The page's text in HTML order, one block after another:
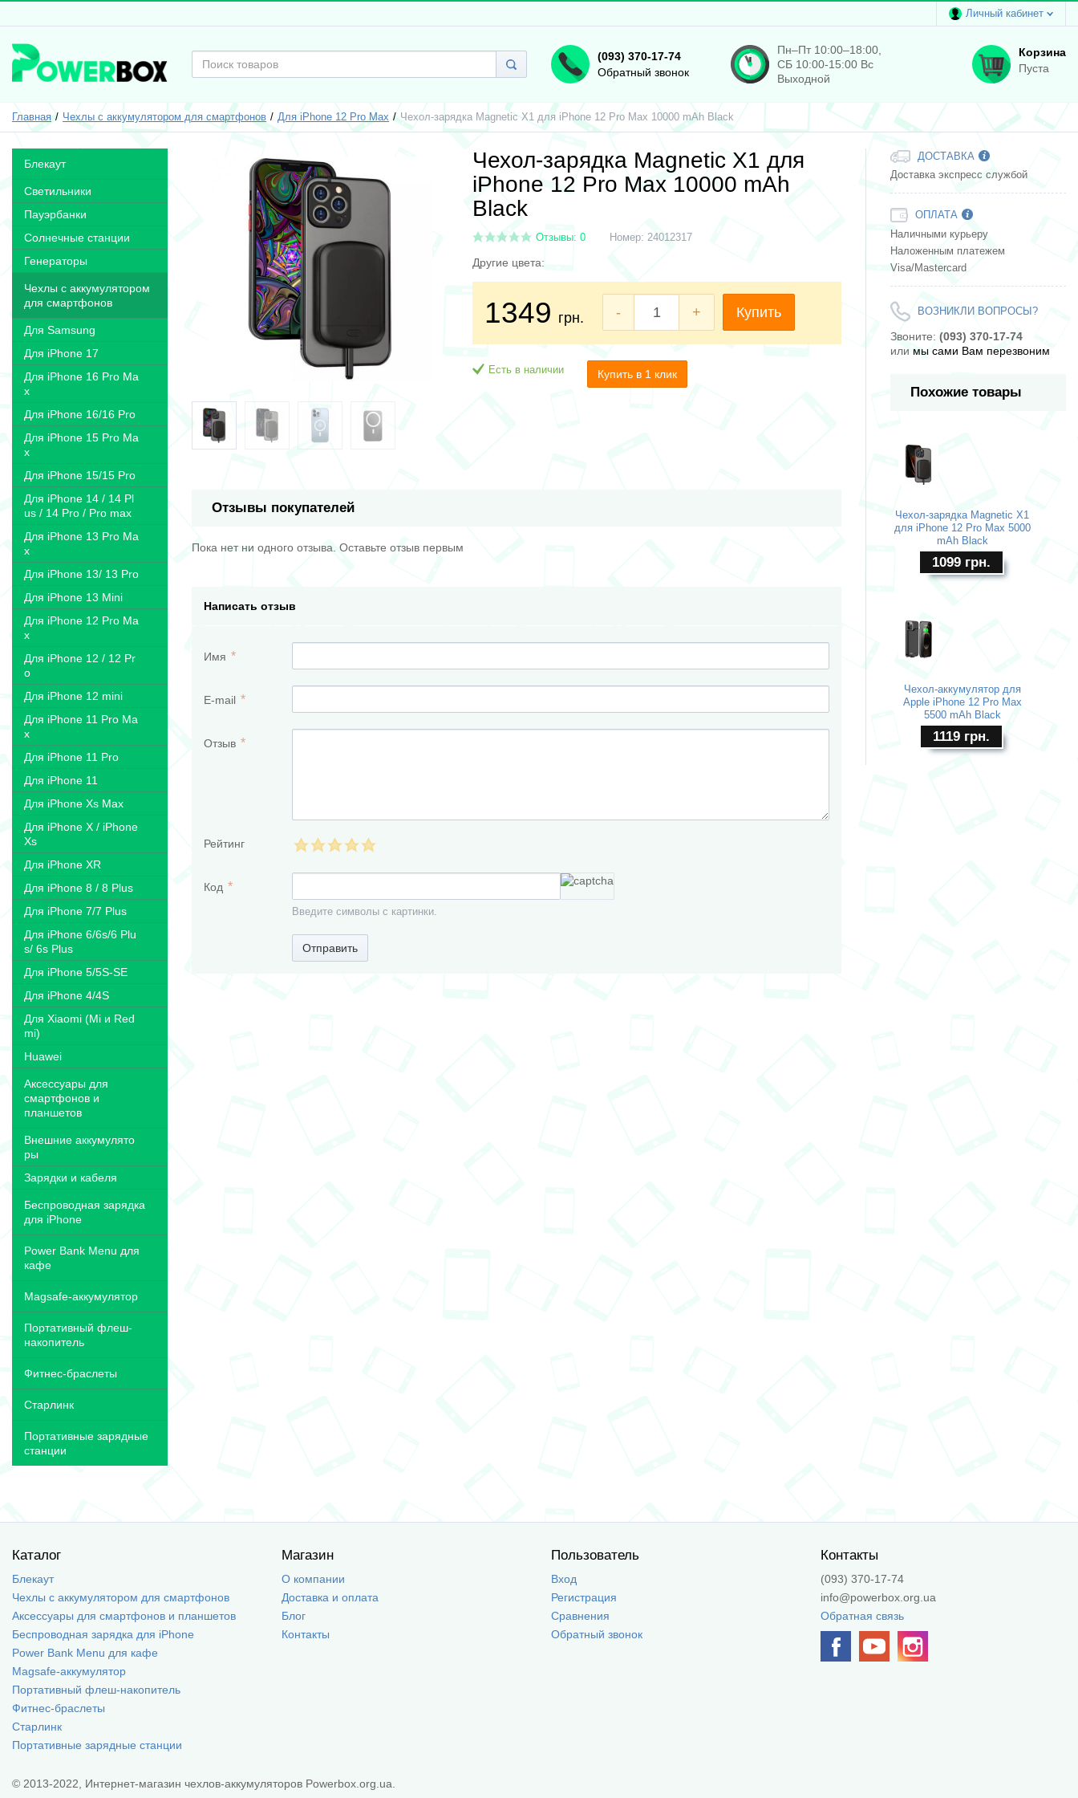
Личный кабинет
(093) 370-17-74
Обратный звонок
Пн–Пт 10:00–18:00,
СБ 10:00-15:00 Вс
Выходной
Корзина
Пуста
Главная Чехлы с аккумулятором для смартфонов Для iPhone 12 Pro Max Чехол-зарядка Magnetic X1 для iPhone 12 Pro Max 10000 mAh Black
Блекаут
Светильники
Пауэрбанки
Солнечные станции
Генераторы
Чехлы с аккумулятором
для смартфонов
Для Samsung
Для iPhone 17
Для iPhone 16 Pro Ma
x
Для iPhone 16/16 Pro
Для iPhone 15 Pro Ma
x
Для iPhone 15/15 Pro
Для iPhone 14 / 14 Pl
us / 14 Pro / Pro max
Для iPhone 13 Pro Ma
x
Для iPhone 13/ 13 Pro
Для iPhone 13 Mini
Для iPhone 12 Pro Ma
x
Для iPhone 12 / 12 Pr
o
Для iPhone 12 mini
Для iPhone 11 Pro Ma
x
Для iPhone 11 Pro
Для iPhone 11
Для iPhone Xs Max
Для iPhone X / iPhone
Xs
Для iPhone XR
Для iPhone 8 / 8 Plus
Для iPhone 7/7 Plus
Для iPhone 6/6s/6 Plu
s/ 6s Plus
Для iPhone 5/5S-SE
Для iPhone 4/4S
Для Xiaomi (Mi и Red
mi)
Huawei
Аксессуары для
смартфонов и
планшетов
Внешние аккумулято
ры
Зарядки и кабеля
Беспроводная зарядка
для iPhone
Power Bank Menu для
кафе
Magsafe-аккумулятор
Портативный флеш-
накопитель
Фитнес-браслеты
Старлинк
Портативные зарядные
станции
Чехол-зарядка Magnetic X1 для
iPhone 12 Pro Max 10000 mAh
Black
Отзывы: 0 Номер: 24012317
Другие цвета:
1349 грн. - + Купить
Есть в наличии Купить в 1 клик
Отзывы покупателей
Пока нет ни одного отзыва. Оставьте отзыв первым
Написать отзыв
Имя
E-mail
Отзыв
Рейтинг
Код
Введите символы с картинки.
Отправить
ДОСТАВКА
Доставка экспресс службой
ОПЛАТА
Наличными курьеру
Наложенным платежем
Visa/Mastercard
ВОЗНИКЛИ ВОПРОСЫ?
Звоните: (093) 370-17-74
или мы сами Вам перезвоним
Похожие товары
Чехол-зарядка Magnetic X1
для iPhone 12 Pro Max 5000
mAh Black
1099 грн.
Чехол-аккумулятор для
Apple iPhone 12 Pro Max
5500 mAh Black
1119 грн.
Каталог
Блекаут
Чехлы с аккумулятором для смартфонов
Аксессуары для смартфонов и планшетов
Беспроводная зарядка для iPhone
Power Bank Menu для кафе
Magsafe-аккумулятор
Портативный флеш-накопитель
Фитнес-браслеты
Старлинк
Портативные зарядные станции
Магазин
О компании
Доставка и оплата
Блог
Контакты
Пользователь
Вход
Регистрация
Сравнения
Обратный звонок
Контакты
(093) 370-17-74
info@powerbox.org.ua
Обратная связь
© 2013-2022, Интернет-магазин чехлов-аккумуляторов Powerbox.org.ua.